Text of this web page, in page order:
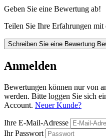
Geben Sie eine Bewertung ab!
Teilen Sie Ihre Erfahrungen
Schreiben Sie eine Bewertung
Anmelden
Bewertungen können nur von
werden. Bitte loggen Sie sich
Account. Neuer Kunde?
Ihre E-Mail-Adresse
Ihr Passwort